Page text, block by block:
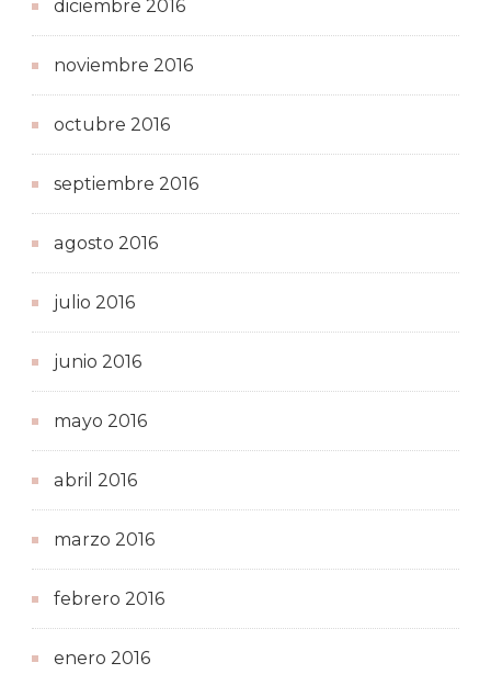
diciembre 2016
noviembre 2016
octubre 2016
septiembre 2016
agosto 2016
julio 2016
junio 2016
mayo 2016
abril 2016
marzo 2016
febrero 2016
enero 2016